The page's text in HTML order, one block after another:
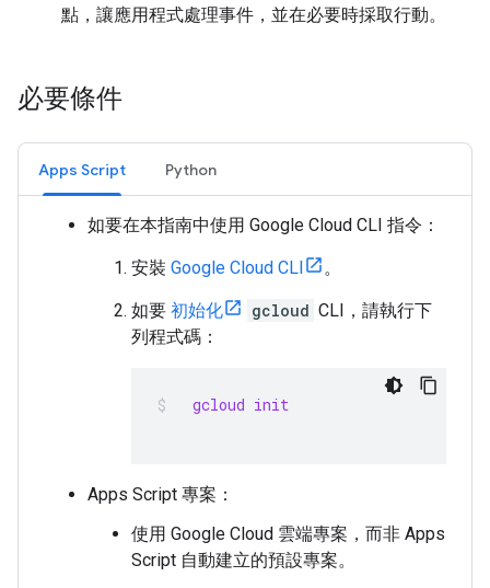
點，讓應用程式處理事件，並在必要時採取行動。
必要條件
Apps Script Python
如要在本指南中使用 Google Cloud CLI 指令：
安裝 Google Cloud CLI 。
如要 初始化 gcloud CLI，請執行下
列程式碼：
  gcloud init
Apps Script 專案：
使用 Google Cloud 雲端專案，而非 Apps
Script 自動建立的預設專案。